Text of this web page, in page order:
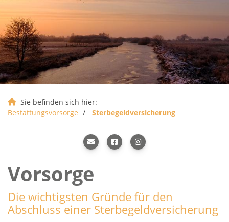
Sie befinden sich hier:
Bestattungsvorsorge
Sterbegeldversicherung
Vorsorge
Die wichtigsten Gründe für den
Abschluss einer Sterbegeldversicherung